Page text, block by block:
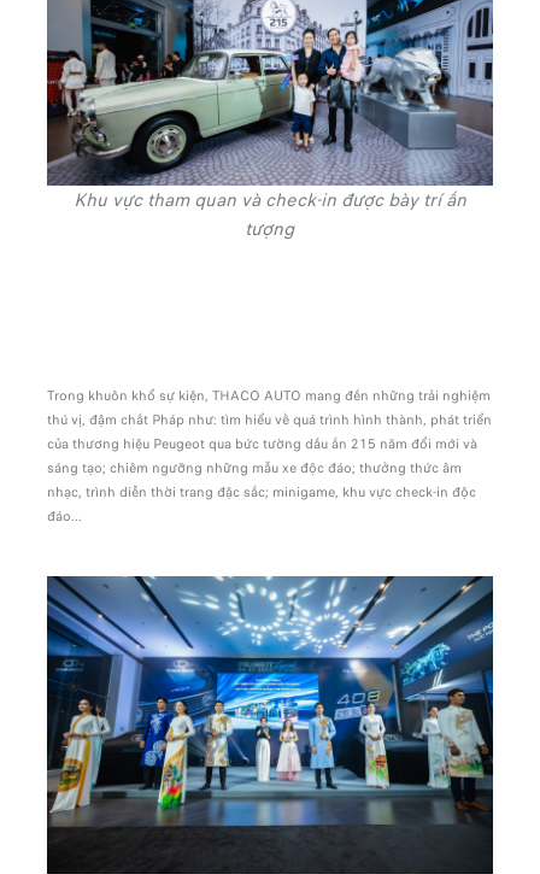
Khu vực tham quan và check-in được bày trí ấn
tượng
Trong khuôn khổ sự kiện, THACO AUTO mang đến những trải nghiệm
thú vị, đậm chất Pháp như: tìm hiểu về quá trình hình thành, phát triển
của thương hiệu Peugeot qua bức tường dấu ấn 215 năm đổi mới và
sáng tạo; chiêm ngưỡng những mẫu xe độc đáo; thưởng thức âm
nhạc, trình diễn thời trang đặc sắc; minigame, khu vực check-in độc
đáo...